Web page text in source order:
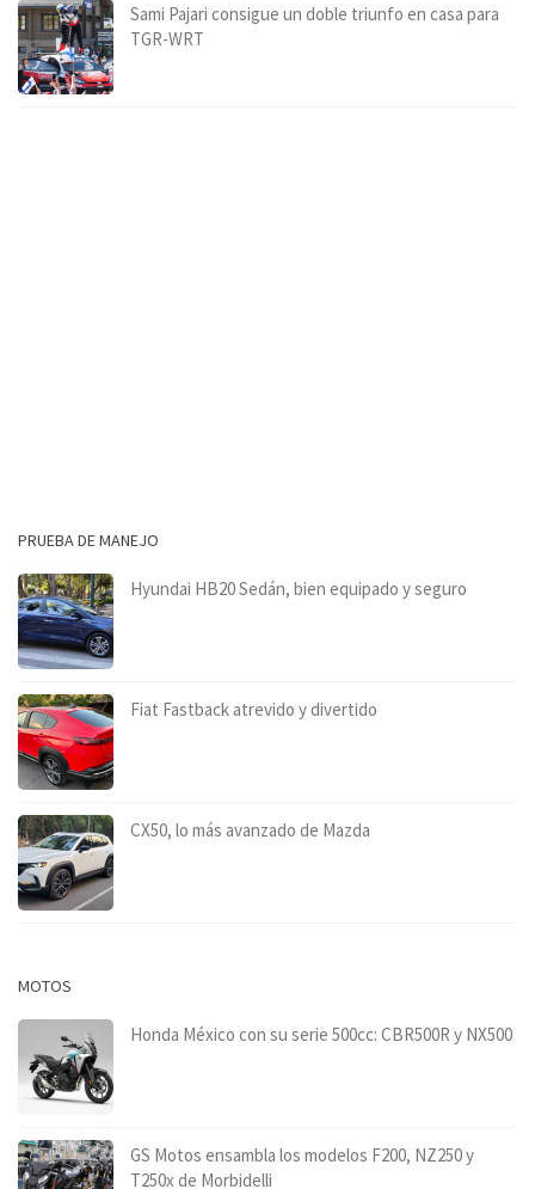
Sami Pajari consigue un doble triunfo en casa para
TGR-WRT
PRUEBA DE MANEJO
Hyundai HB20 Sedán, bien equipado y seguro
Fiat Fastback atrevido y divertido
CX50, lo más avanzado de Mazda
MOTOS
Honda México con su serie 500cc: CBR500R y NX500
GS Motos ensambla los modelos F200, NZ250 y
T250x de Morbidelli